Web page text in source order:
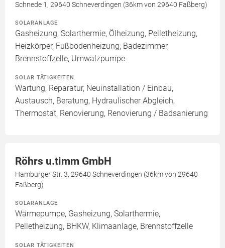
Schnede 1, 29640 Schneverdingen (36km von 29640 Faßberg)
SOLARANLAGE
Gasheizung, Solarthermie, Ölheizung, Pelletheizung,
Heizkörper, Fußbodenheizung, Badezimmer,
Brennstoffzelle, Umwälzpumpe
SOLAR TÄTIGKEITEN
Wartung, Reparatur, Neuinstallation / Einbau,
Austausch, Beratung, Hydraulischer Abgleich,
Thermostat, Renovierung, Renovierung / Badsanierung
Röhrs u.timm GmbH
Hamburger Str. 3, 29640 Schneverdingen (36km von 29640
Faßberg)
SOLARANLAGE
Wärmepumpe, Gasheizung, Solarthermie,
Pelletheizung, BHKW, Klimaanlage, Brennstoffzelle
SOLAR TÄTIGKEITEN